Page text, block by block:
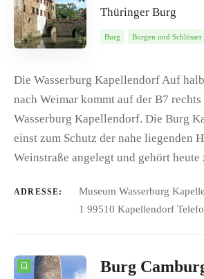
Thüringer Burg
Burg Burgen und Schlösser
Die Wasserburg Kapellendorf Auf
nach Weimar kommt auf der B7
Wasserburg Kapellendorf. Die Burg
einst zum Schutz der nahe liegenden
Weinstraße angelegt und gehört
ADRESSE:
Museum Wasserburg
1 99510 Kapellendorf
Burg